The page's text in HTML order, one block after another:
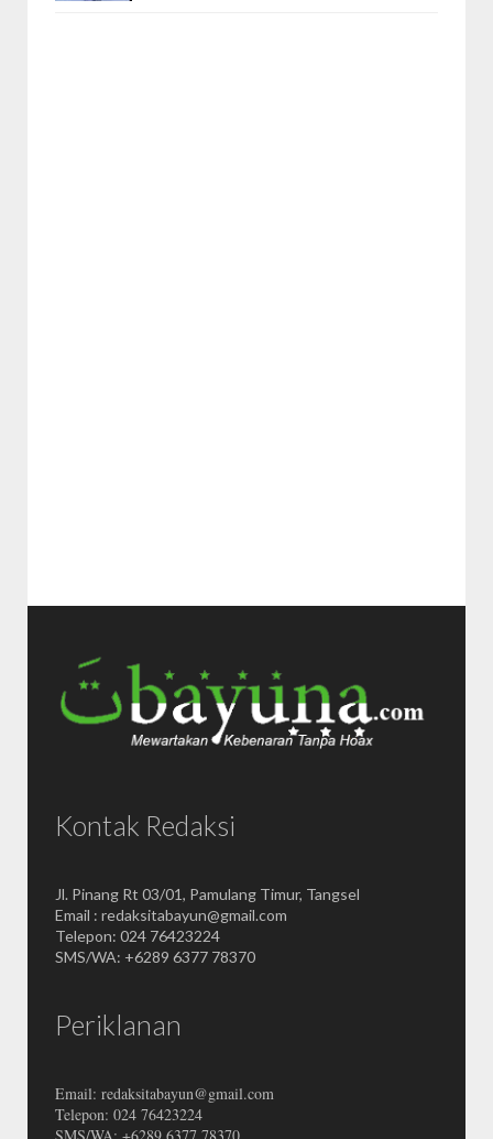
Kontak Redaksi
Jl. Pinang Rt 03/01, Pamulang Timur, Tangsel
Email : redaksitabayun@gmail.com
Telepon: 024 76423224
SMS/WA: +6289 6377 78370
Periklanan
Email: redaksitabayun@gmail.com
Telepon: 024 76423224